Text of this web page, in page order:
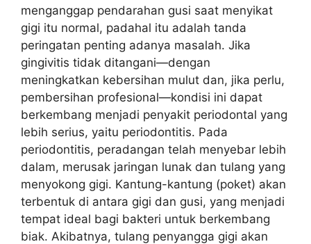
menganggap pendarahan gusi saat menyikat
gigi itu normal, padahal itu adalah tanda
peringatan penting adanya masalah. Jika
gingivitis tidak ditangani—dengan
meningkatkan kebersihan mulut dan, jika perlu,
pembersihan profesional—kondisi ini dapat
berkembang menjadi penyakit periodontal yang
lebih serius, yaitu periodontitis. Pada
periodontitis, peradangan telah menyebar lebih
dalam, merusak jaringan lunak dan tulang yang
menyokong gigi. Kantung-kantung (poket) akan
terbentuk di antara gigi dan gusi, yang menjadi
tempat ideal bagi bakteri untuk berkembang
biak. Akibatnya, tulang penyangga gigi akan